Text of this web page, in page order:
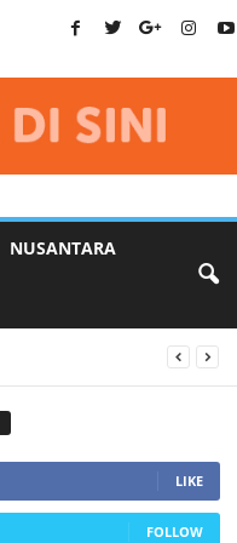
NUSANTARA
LIKE
FOLLOW